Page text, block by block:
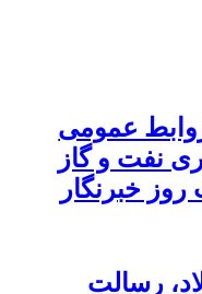
عمومی
نفت و گاز
خبرنگار
رسالت